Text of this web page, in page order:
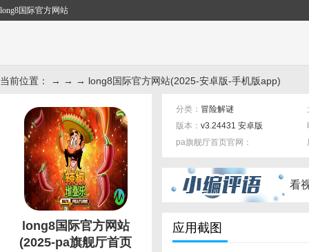
long8国际官方网站
当前位置： → → → long8国际官方网站(2025-安卓版-手机版app)
long8国际官方网站
(2025-pa旗舰厅首页
分类： 冒险解谜
版本： v3.24431 安卓版
pa旗舰厅首页官网：
看
应用截图